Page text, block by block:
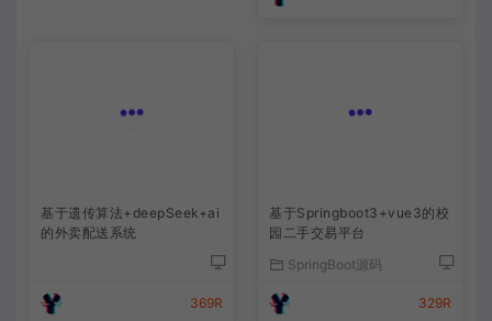
基于遗传算法+deepSeek+ai
的外卖配送系统
369R
基于Springboot3+vue3的校
园二手交易平台
SpringBoot源码
329R